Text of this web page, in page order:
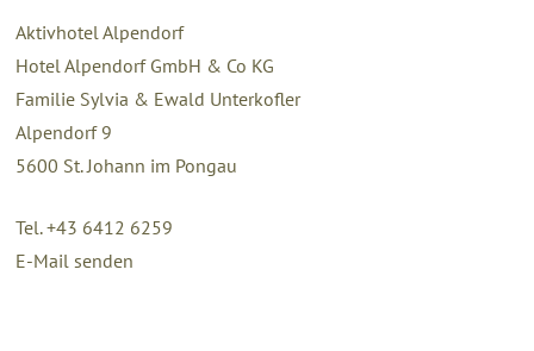
Aktivhotel Alpendorf
Hotel Alpendorf GmbH & Co KG
Familie Sylvia & Ewald Unterkofler
Alpendorf 9
5600 St. Johann im Pongau
Tel. +43 6412 6259
E-Mail senden